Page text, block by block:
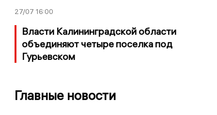
27/07 16:00
Власти Калининградской области
объединяют четыре поселка под
Гурьевском
Главные новости